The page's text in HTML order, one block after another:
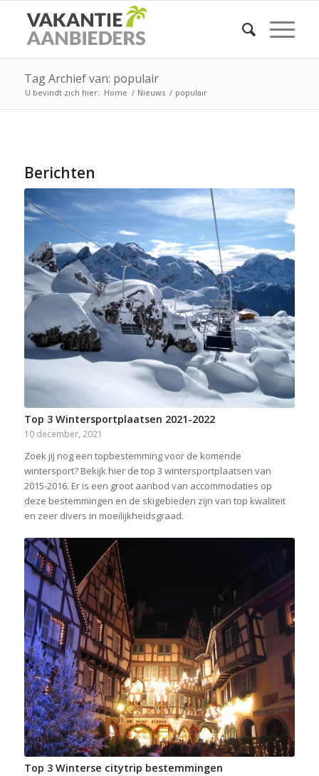
Tag Archief van: populair
U bevindt zich hier: Home / Nieuws / populair
Berichten
Top 3 Wintersportplaatsen 2021-2022
10 december, 2021
Zoek jij nog een topbestemming voor de komende
wintersport? Bekijk hier de top 3 wintersportplaatsen van
2015-2016. Er is een groot aanbod van accommodaties op
deze bestemmingen en de skigebieden zijn van top kwaliteit
en zeer divers in moeilijkheidsgraad.
Top 3 Winterse citytrip bestemmingen